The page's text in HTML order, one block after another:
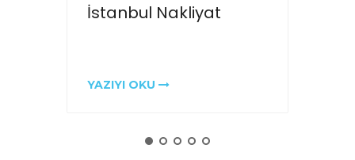
İstanbul Nakliyat
YAZIYI OKU